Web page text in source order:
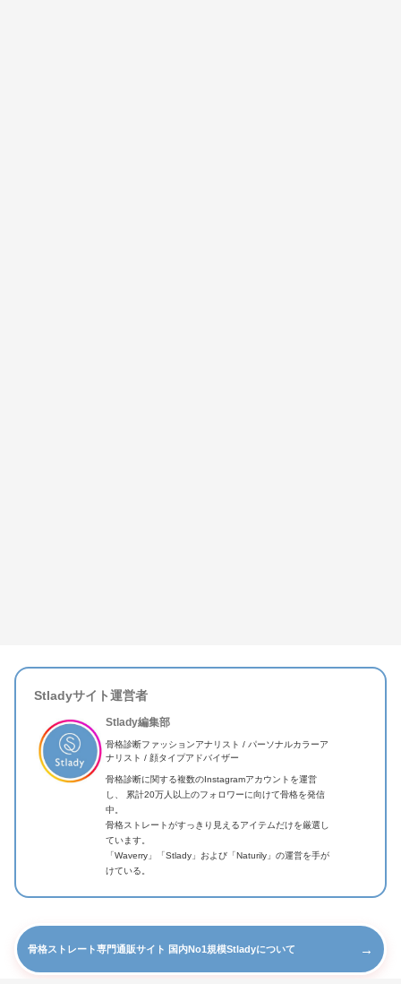
Stladyサイト運営者
Stlady編集部
骨格診断ファッションアナリスト / パーソナルカラーア
ナリスト / 顔タイプアドバイザー
骨格診断に関する複数のInstagramアカウントを運営
し、 累計20万人以上のフォロワーに向けて骨格を発信
中。
骨格ストレートがすっきり見えるアイテムだけを厳選し
ています。
「Waverry」「Stlady」および「Naturily」の運営を手が
けている。
骨格ストレート専門通販サイト 国内No1規模Stladyについて →